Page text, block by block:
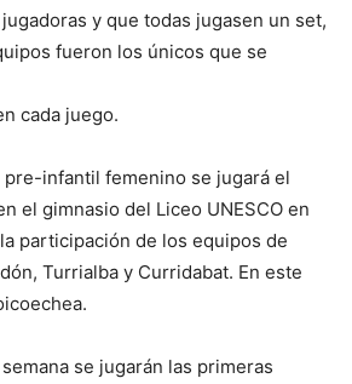
y que todas jugasen un set,
fueron los únicos que se
cada juego.
pre-infantil femenino se jugará el
el gimnasio del Liceo UNESCO en
participación de los equipos de
Turrialba y Curridabat. En este
se jugarán las primeras